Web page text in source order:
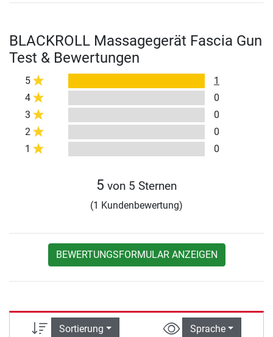
BLACKROLL Massagegerät Fascia Gun
Test & Bewertungen
5
1
4
0
3
0
2
0
1
0
5 von 5 Sternen
(1 Kundenbewertung)
BEWERTUNGSFORMULAR ANZEIGEN
Sortierung Sprache